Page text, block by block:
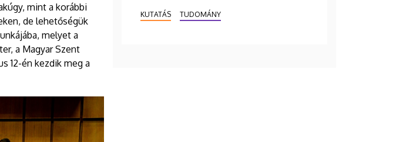
mint a korábbi
de lehetőségük
melyet a
a Magyar Szent
12-én kezdik meg a
KUTATÁS TUDOMÁNY